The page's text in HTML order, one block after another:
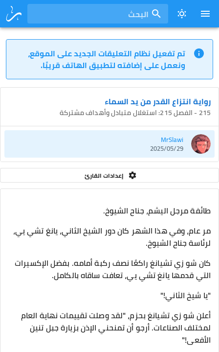
البحث
تم تفعيل نظام التعليقات الجديد على الموقع،
ونعمل على إضافته لتطبيق الهاتف قريبًا.
رواية انتزاع القدر من يد السماء
215 - الفصل 215: استغلال متبادل وأهداف مشتركة
MrSlawi
2025/05/29
إعدادات القارئ
طائفة مرجل اليشم، جناح الشيوخ.
مر عام، وفي هذا الشهر كان دور الشيخ الثاني، يانغ تشي يي،
لرئاسة جناح الشيوخ.
كان شو زي تشيانغ راكعًا نصف ركبة أمامه. بفضل الإكسيرات
التي قدمها يانغ تشي يي، تعافت ساقاه بالكامل.
"يا شيخ الثاني!"
أعلن شو زي تشيانغ بحزم، "لقد وصلت تقييمات نهاية العام
لمختلف الصناعات. أرجو أن تمنحني الإذن بزيارة جبل تنين
الأفعى!"